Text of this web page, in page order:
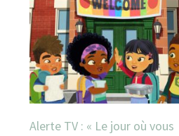
Alerte TV : « Le jour où vous